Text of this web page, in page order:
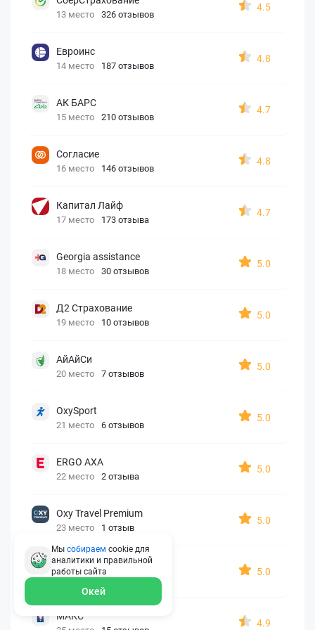
13 место 326 отзывов
4.5
Евроинс
14 место 187 отзывов
4.8
АК БАРС
15 место 210 отзывов
4.7
Согласие
16 место 146 отзывов
4.8
Капитал Лайф
17 место 173 отзыва
4.7
Georgia assistance
18 место 30 отзывов
5.0
Д2 Страхование
19 место 10 отзывов
5.0
АйАйСи
20 место 7 отзывов
5.0
OxySport
21 место 6 отзывов
5.0
ERGO AXA
22 место 2 отзыва
5.0
Oxy Travel Premium
23 место 1 отзыв
5.0
УралСиб
24 место 1 отзыв
5.0
МАКС
4.9
Мы собираем cookie для
аналитики и правильной
работы сайта
Окей